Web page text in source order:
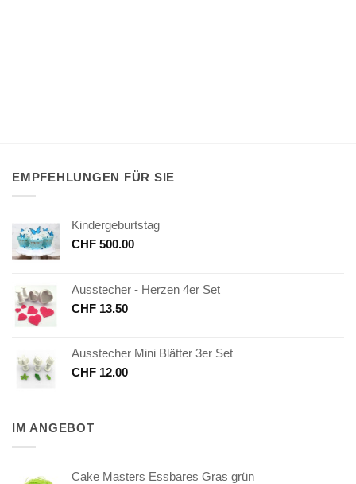
EMPFEHLUNGEN FÜR SIE
Kindergeburtstag
CHF 500.00
Ausstecher - Herzen 4er Set
CHF 13.50
Ausstecher Mini Blätter 3er Set
CHF 12.00
IM ANGEBOT
Cake Masters Essbares Gras grün